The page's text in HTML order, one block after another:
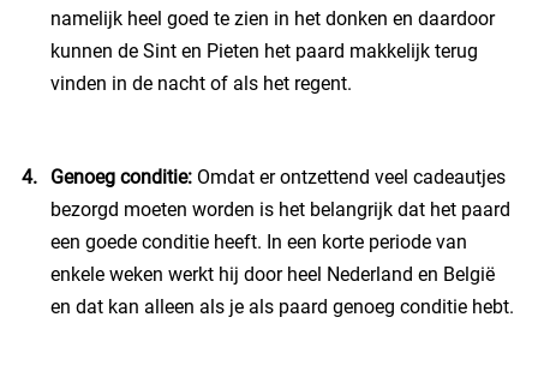
namelijk heel goed te zien in het donken en daardoor
kunnen de Sint en Pieten het paard makkelijk terug
vinden in de nacht of als het regent.
Genoeg conditie: Omdat er ontzettend veel cadeautjes
bezorgd moeten worden is het belangrijk dat het paard
een goede conditie heeft. In een korte periode van
enkele weken werkt hij door heel Nederland en België
en dat kan alleen als je als paard genoeg conditie hebt.